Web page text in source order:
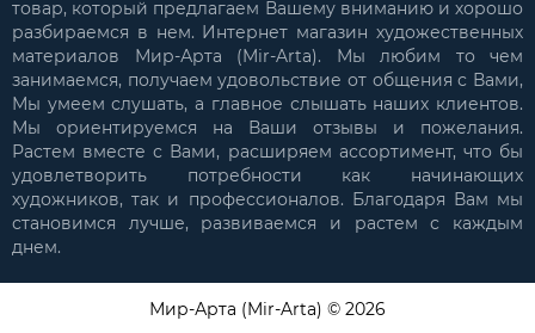
товар, который предлагаем Вашему вниманию и хорошо
разбираемся в нем. Интернет магазин художественных
материалов Мир-Арта (Mir-Arta). Мы любим то чем
занимаемся, получаем удовольствие от общения с Вами,
Мы умеем слушать, а главное слышать наших клиентов.
Мы ориентируемся на Ваши отзывы и пожелания.
Растем вместе с Вами, расширяем ассортимент, что бы
удовлетворить потребности как начинающих
художников, так и профессионалов. Благодаря Вам мы
становимся лучше, развиваемся и растем с каждым
днем.
Мир-Арта (Mir-Arta) © 2026